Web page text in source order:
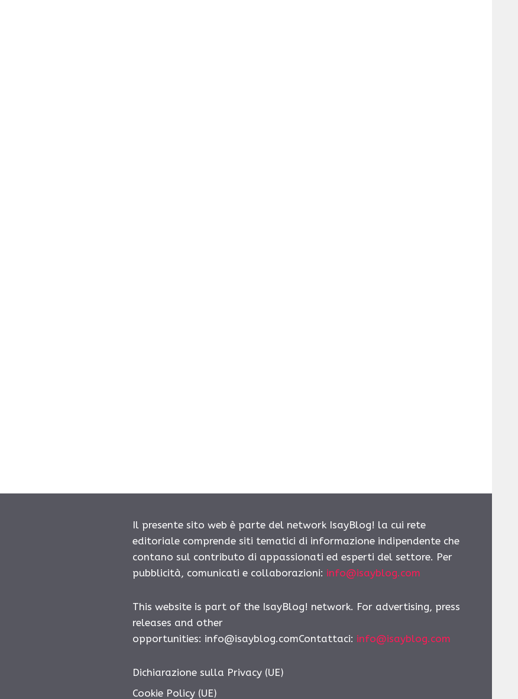
Il presente sito web è parte del network IsayBlog! la cui rete
editoriale comprende siti tematici di informazione indipendente che
contano sul contributo di appassionati ed esperti del settore. Per
pubblicità, comunicati e collaborazioni: info@isayblog.com
This website is part of the IsayBlog! network. For advertising, press
releases and other
opportunities: info@isayblog.comContattaci: info@isayblog.com
Dichiarazione sulla Privacy (UE)
Cookie Policy (UE)